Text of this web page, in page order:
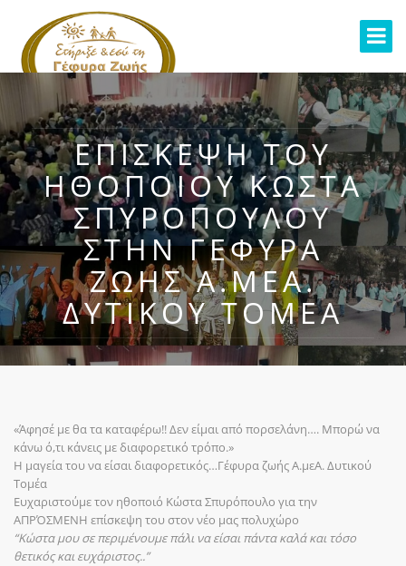
ΕΠΊΣΚΕΨΗ ΤΟΥ
ΗΘΟΠΟΙΟΎ ΚΏΣΤΑ
ΣΠΥΡΌΠΟΥΛΟΥ
ΣΤΗΝ ΓΈΦΥΡΑ
ΖΩΉΣ Α.ΜΕΑ.
ΔΥΤΙΚΟΎ ΤΟΜΈΑ
«Άφησέ με θα τα καταφέρω!! Δεν είμαι από πορσελάνη…. Μπορώ να
κάνω ό,τι κάνεις με διαφορετικό τρόπο.»
Η μαγεία του να είσαι διαφορετικός…Γέφυρα ζωής Α.μεΑ. Δυτικού
Τομέα
Ευχαριστούμε τον ηθοποιό Κώστα Σπυρόπουλο για την
ΑΠΡΌΣΜΕΝΗ επίσκεψη του στον νέο μας πολυχώρο
“Κώστα μου σε περιμένουμε πάλι να είσαι πάντα καλά και τόσο
θετικός και ευχάριστος..”